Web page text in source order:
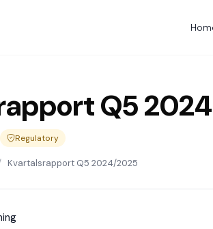
Q5
Regulatory
Kvartalsrapport Q5 2024/2025